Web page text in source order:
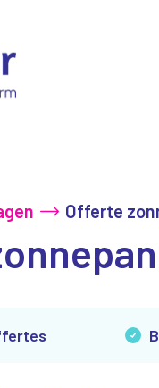
Offerte